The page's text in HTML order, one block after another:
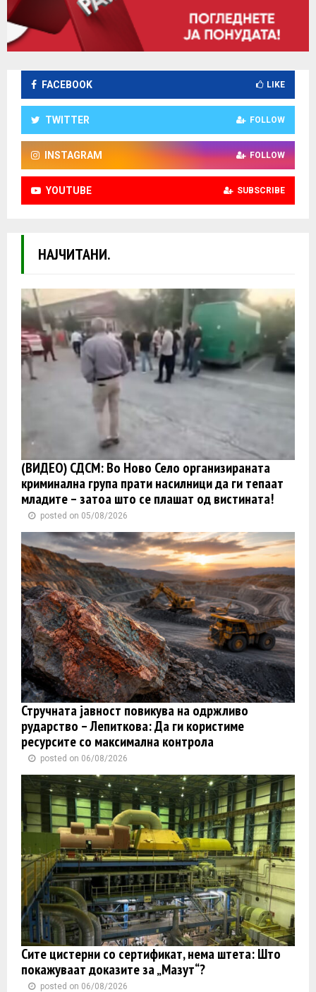
FACEBOOK LIKE
TWITTER FOLLOW
INSTAGRAM FOLLOW
YOUTUBE SUBSCRIBE
НАЈЧИТАНИ.
(ВИДЕО) СДСМ: Во Ново Село организираната
криминална група прати насилници да ги тепаат
младите – затоа што се плашат од вистината!
posted on 05/08/2026
Стручната јавност повикува на одржливо
рударство – Лепиткова: Да ги користиме
ресурсите со максимална контрола
posted on 06/08/2026
Сите цистерни со сертификат, нема штета: Што
покажуваат доказите за „Мазут“?
posted on 06/08/2026